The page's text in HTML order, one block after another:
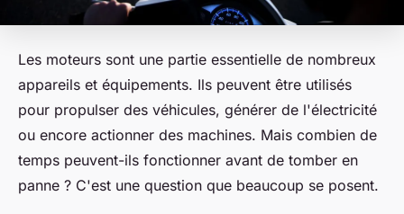
Les moteurs sont une partie essentielle de nombreux
appareils et équipements. Ils peuvent être utilisés
pour propulser des véhicules, générer de l'électricité
ou encore actionner des machines. Mais combien de
temps peuvent-ils fonctionner avant de tomber en
panne ? C'est une question que beaucoup se posent.